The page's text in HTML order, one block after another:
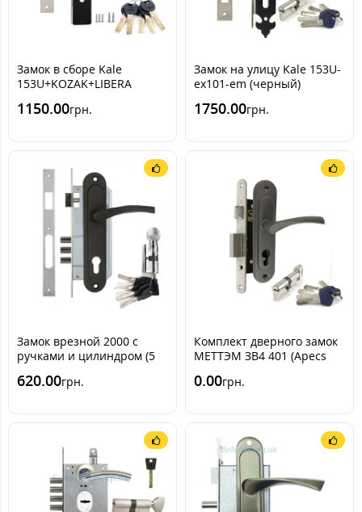
Замок в сборе Kale
153U+KOZAK+LIBERA
1150.00грн.
Замок на улицу Kale 153U-
ex101-em (черный)
1750.00грн.
Замок врезной 2000 с
ручками и цилиндром (5
(порошок)
620.00грн.
Комплект дверного замок
МЕТТЭМ ЗВ4 401 (Apecs
0.00грн.